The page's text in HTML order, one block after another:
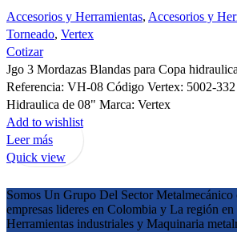
Accesorios y Herramientas, Accesorios y
Torneado, Vertex
Cotizar
Jgo 3 Mordazas Blandas para Copa
Referencia: VH-08 Código Vertex: 5002-332
Hidraulica de 08" Marca: Vertex
Add to wishlist
Leer más
Quick view
Somos Un Grupo Del Sector
empresas lideres en Colombia y La región
Herramientas industriales y Maquinaria